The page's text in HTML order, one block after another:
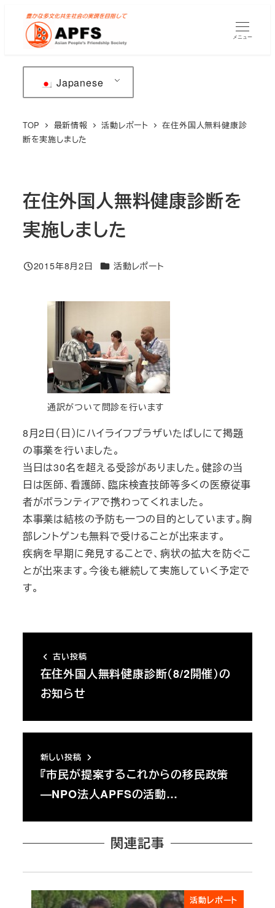
メニュー
Japanese
TOP 最新情報 活動レポート
在住外国人無料健康診
断を実施しました
在住外国人無料健康診断を
実施しました
投稿日
2015年8月2日 カテゴリー
活動レポート
通訳がついて問診を行います
8月2日（日）にハイライフプラザいたばしにて掲題
の事業を行いました。
当日は30名を超える受診がありました。健診の当
日は医師、看護師、臨床検査技師等多くの医療従事
者がボランティアで携わってくれました。
本事業は結核の予防も一つの目的としています。胸
部レントゲンも無料で受けることが出来ます。
疾病を早期に発見することで、病状の拡大を防ぐこ
とが出来ます。今後も継続して実施していく予定で
す。
古い投稿
在住外国人無料健康診断（8/2開催）の
お知らせ
新しい投稿
『市民が提案するこれからの移民政策
―NPO法人APFSの活動…
関連記事
活動レポート